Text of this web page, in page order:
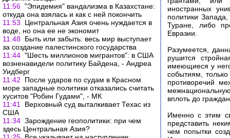
11:56 "Эпидемия" вандализма в Казахстане:
откуда она взялась и как с ней покончить
11:53
Центральная Азия очень нуждается в
воде, но она ее не экономит
11:48 Быть или забыть: весь мир выступает
за создание палестинского государства
11:44 "Шесть миллионов мигрантов": в США
возненавидели политику Байдена, - Андреа
Уидберг
11:42
После ударов по судам в Красном
море западные политики отказались считать
хуситов "Робин Гудами", - МК
11:41
Верховный суд выталкивает Техас из
США
11:34 Зарождение геополитики: при чем
здесь Центральная Азия?
иностранных
политики
Туране, либо
Евразии.
Разумеется,
рушится
имеющиеся у
событиям,
противоречий
вплоть до
Именно с этим
представить
чем попытки